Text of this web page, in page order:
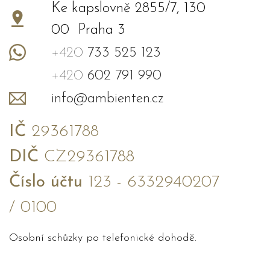
Ke kapslovně 2855/7, 130
00 Praha 3
+420 733 525 123
+420 602 791 990
info@ambienten.cz
IČ 29361788
DIČ CZ29361788
Číslo účtu 123 - 6332940207
/ 0100
Osobní schůzky po telefonické dohodě.